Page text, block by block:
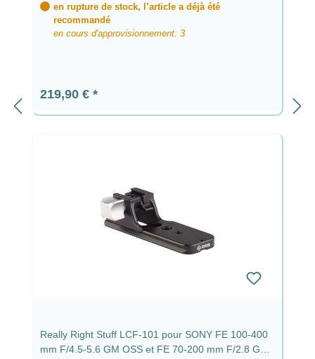
en rupture de stock, l’article a déjà été
recommandé
en cours d'approvisionnement: 3
Prix régulier :
219,90 €
Really Right Stuff LCF-101 pour SONY FE 100-400
mm F/4.5-5.6 GM OSS et FE 70-200 mm F/2.8 GM